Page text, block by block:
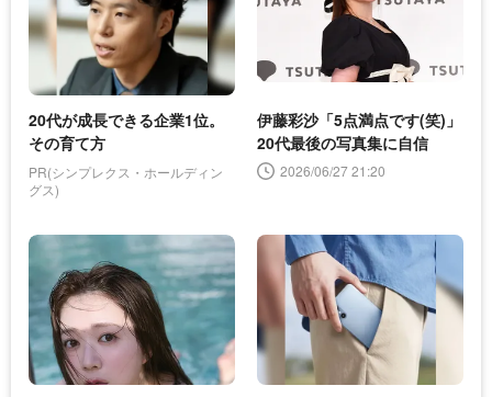
20代が成長できる企業1位。
その育て方
PR(シンプレクス・ホールディン
グス)
伊藤彩沙「5点満点です(笑)」
20代最後の写真集に自信
2026/06/27 21:20